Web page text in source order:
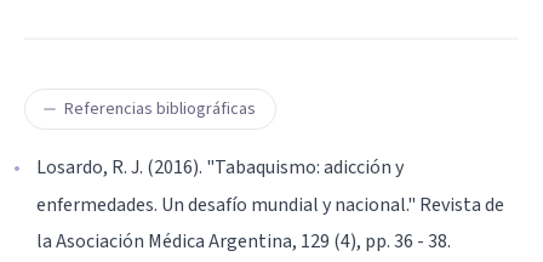
Referencias bibliográficas
Losardo, R. J. (2016). "Tabaquismo: adicción y
enfermedades. Un desafío mundial y nacional." Revista de
la Asociación Médica Argentina, 129 (4), pp. 36 - 38.